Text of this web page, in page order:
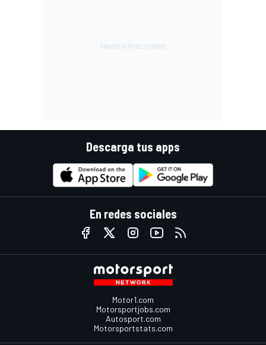
Descarga tus apps
En redes sociales
Motor1.com
Motorsportjobs.com
Autosport.com
Motorsportstats.com